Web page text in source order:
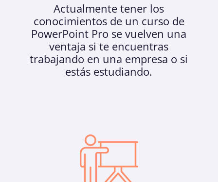
Actualmente tener los
conocimientos de un curso de
PowerPoint Pro se vuelven una
ventaja si te encuentras
trabajando en una empresa o si
estás estudiando.